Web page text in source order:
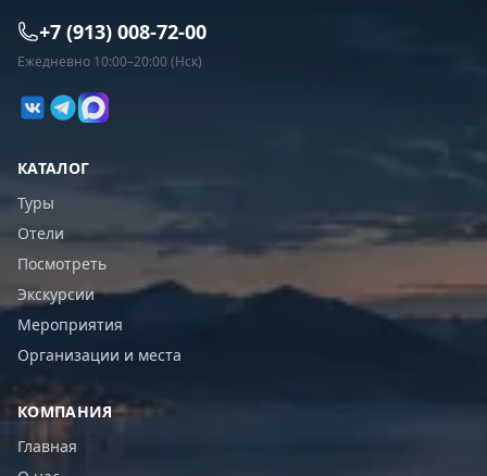
+7 (913) 008-72-00
Ежедневно 10:00–20:00 (Нск)
КАТАЛОГ
Туры
Отели
Посмотреть
Экскурсии
Мероприятия
Организации и места
КОМПАНИЯ
Главная